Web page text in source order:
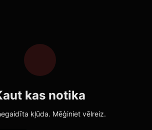
kas notika
kļūda. Mēģiniet vēlreiz.